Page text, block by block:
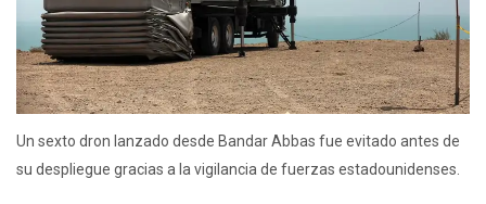
Un sexto dron lanzado desde Bandar Abbas fue evitado antes de
su despliegue gracias a la vigilancia de fuerzas estadounidenses.